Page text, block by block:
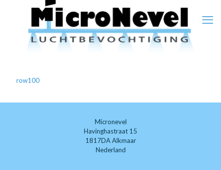
row100
Micronevel
Havinghastraat 15
1817DA Alkmaar
Nederland